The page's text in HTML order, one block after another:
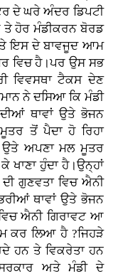
ਦੇ ਘਰੇ ਅੰਦਰ ਡਿਪਟੀ
ਤੇ ਹੋਰ ਮੰਡੀਕਰਨ ਬੋਰਡ
ਤੇ ਇਸ ਦੇ ਬਾਵਜੂਦ ਆਮ
ਵਿਚ ਹੈ।ਪਰ ਉਸ ਸਭ
ਵਿਵਸਥਾ ਟੈਕਸ ਦੇਣ
ਨੇ ਦਸਿਆ ਕਿ ਮੰਡੀ
ਥਾਵਾਂ ਉਤੇ ਭੋਜਨ
ਤੋਂ ਪੈਦਾ ਹੋ ਰਿਹਾ
ਅਪਣਾ ਮਲ ਮੂਤਰ
ਖਾਣਾ ਹੁੰਦਾ ਹੈ।ਉਨ੍ਹਾਂ
ਗੁਣਵਤਾ ਵਿਚ ਐਨੀ
ਥਾਵਾਂ ਉਤੇ ਭੋਜਨ
ਐਨੀ ਗਿਰਾਵਟ ਆ
ਕਰ ਲਿਆ ਹੈ ?ਜਿਹੜੇ
ਹਨ ਤੇ ਵਿਕਰੇਤਾ ਹਨ
ਅਤੇ ਮੰਡੀ ਦੇ